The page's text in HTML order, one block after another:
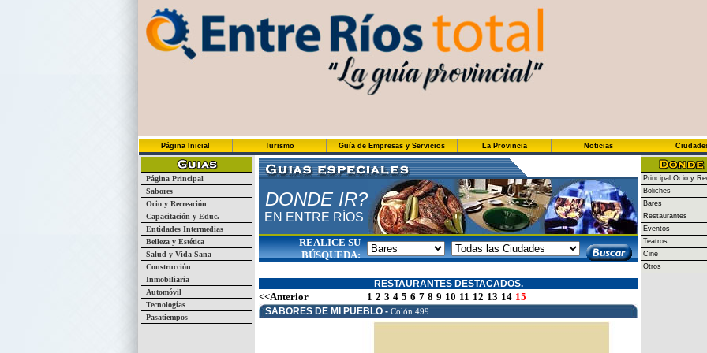
Página Inicial Turismo Guía de Empresas y Servicios La Provincia Noticias
Página Principal
Sabores
Ocio y Recreación
Capacitación y Educ.
Entidades Intermedias
Belleza y Estética
Salud y Vida Sana
Construcción
Inmobiliaria
Automóvil
Tecnologías
Pasatiempos
DONDE IR?
EN ENTRE RÍOS
REALICE SU
BÚSQUEDA:
RESTAURANTES DESTACADOS.
<<Anterior 1 2 3 4 5 6 7 8 9 10 11 12 13 14 15
SABORES DE MI PUEBLO - Colón 499
Principal Ocio y
Boliches
Bares
Restaurantes
Eventos
Teatros
Cine
Otros